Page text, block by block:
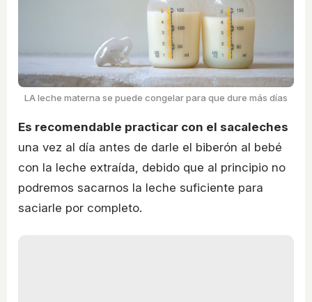
LA leche materna se puede congelar para que dure más días
Es recomendable practicar con el sacaleches
una vez al día antes de darle el biberón al bebé
con la leche extraída, debido que al principio no
podremos sacarnos la leche suficiente para
saciarle por completo.